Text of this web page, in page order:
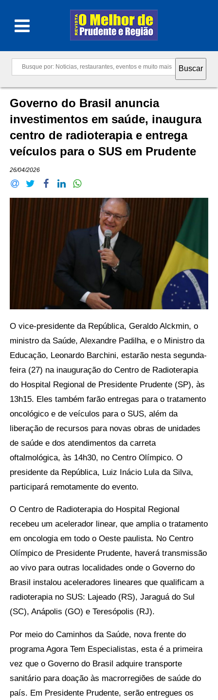
Governo do Brasil anuncia
investimentos em saúde, inaugura
centro de radioterapia e entrega
veículos para o SUS em Prudente
26/04/2026
O vice-presidente da República, Geraldo Alckmin, o
ministro da Saúde, Alexandre Padilha, e o Ministro da
Educação, Leonardo Barchini, estarão nesta segunda-
feira (27) na inauguração do Centro de Radioterapia
do Hospital Regional de Presidente Prudente (SP), às
13h15. Eles também farão entregas para o tratamento
oncológico e de veículos para o SUS, além da
liberação de recursos para novas obras de unidades
de saúde e dos atendimentos da carreta
oftalmológica, às 14h30, no Centro Olímpico. O
presidente da República, Luiz Inácio Lula da Silva,
participará remotamente do evento.
O Centro de Radioterapia do Hospital Regional
recebeu um acelerador linear, que amplia o tratamento
em oncologia em todo o Oeste paulista. No Centro
Olímpico de Presidente Prudente, haverá transmissão
ao vivo para outras localidades onde o Governo do
Brasil instalou aceleradores lineares que qualificam a
radioterapia no SUS: Lajeado (RS), Jaraguá do Sul
(SC), Anápolis (GO) e Teresópolis (RJ).
Por meio do Caminhos da Saúde, nova frente do
programa Agora Tem Especialistas, esta é a primeira
vez que o Governo do Brasil adquire transporte
sanitário para doação às macrorregiões de saúde do
país. Em Presidente Prudente, serão entregues os